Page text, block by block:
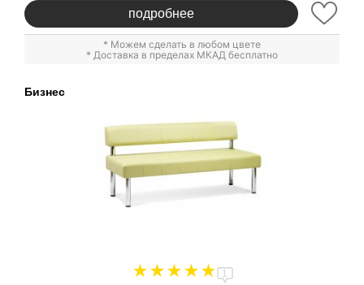
подробнее
* Можем сделать в любом цвете
* Доставка в пределах МКАД бесплатно
Бизнес
1